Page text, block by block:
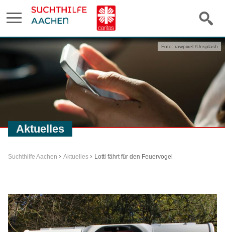
Aktuelles
Foto: rawpixel /Unsplash
Suchthilfe Aachen Aktuelles Lotti fährt für den Feuervogel